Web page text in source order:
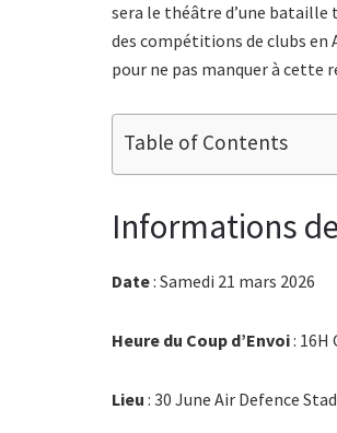
sera le théâtre d’une
des compétitions de clubs en
pour ne pas manquer à cette
Table of Contents
Informations
Date: Samedi 21 mars 2026
Heure du Coup d’Envoi: 16H
Lieu : 30 June Air Defence